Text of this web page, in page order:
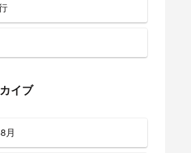
イブ
月